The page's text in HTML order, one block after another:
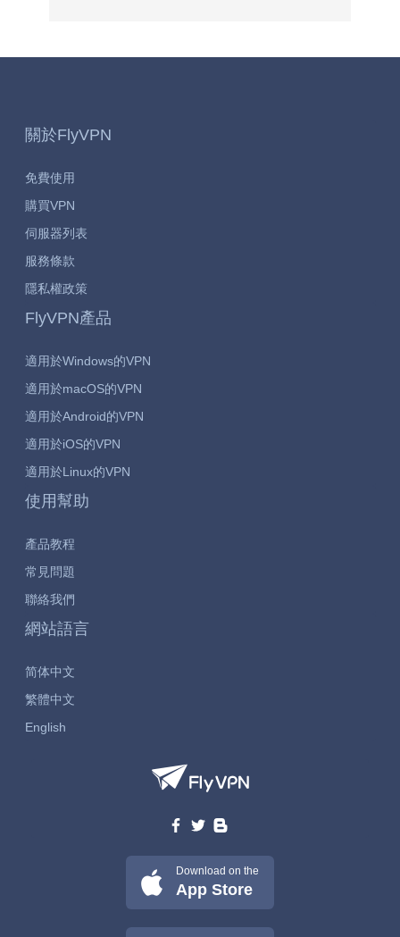
關於FlyVPN
免費使用
購買VPN
伺服器列表
服務條款
隱私權政策
FlyVPN產品
適用於Windows的VPN
適用於macOS的VPN
適用於Android的VPN
適用於iOS的VPN
適用於Linux的VPN
使用幫助
產品教程
常見問題
聯絡我們
網站語言
简体中文
繁體中文
English
Download on the
App Store